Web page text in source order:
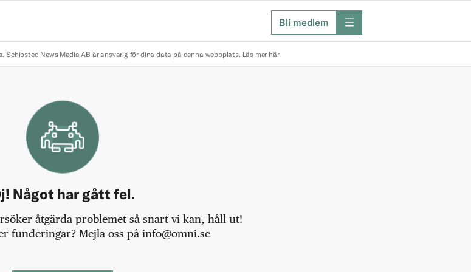
Bli medlem meny
Schibsted News Media AB är ansvarig för dina data på denna webbplats. Läs mer här
Något har gått fel.
åtgärda problemet så snart vi kan, håll ut!
funderingar? Mejla oss på info@omni.se